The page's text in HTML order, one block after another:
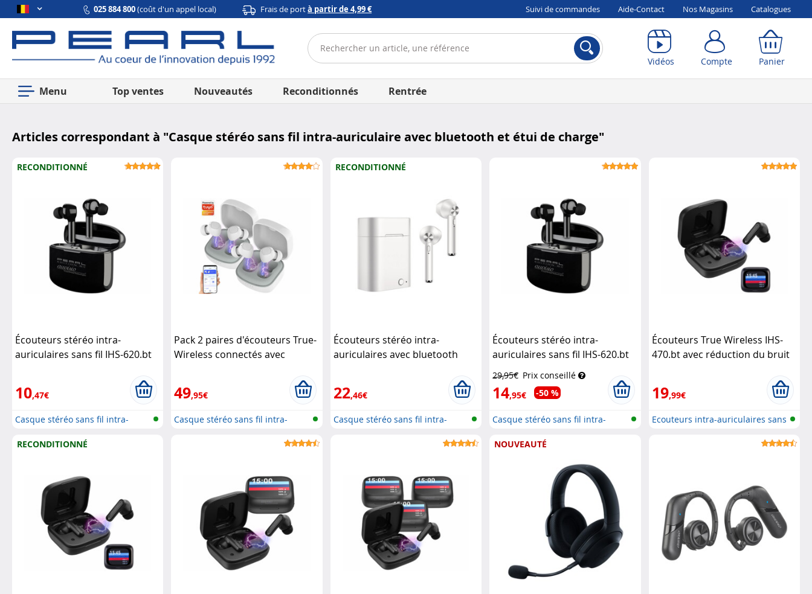
025 884 800(coût d'un appel local) Frais de portà partir de 4,99 € Suivi de commandes Aide-Contact Nos Magasins Catalogues
Vidéos Compte Panier
Menu Top ventes Nouveautés Reconditionnés Rentrée
Articles correspondant à "Casque stéréo sans fil intra-auriculaire avec bluetooth et étui de charge"
RECONDITIONNÉ
Écouteurs stéréo intra-
auriculaires sans fil IHS-620.bt
10,47€
Casque stéréo sans fil intra-
Pack 2 paires d'écouteurs True-
Wireless connectés avec
49,95€
Casque stéréo sans fil intra-
RECONDITIONNÉ
Écouteurs stéréo intra-
auriculaires avec bluetooth
22,46€
Casque stéréo sans fil intra-
Écouteurs stéréo intra-
auriculaires sans fil IHS-620.bt
29,95€ Prix conseillé
14,95€ -50 %
Casque stéréo sans fil intra-
Écouteurs True Wireless IHS-
470.bt avec réduction du bruit
19,99€
Ecouteurs intra-auriculaires sans
RECONDITIONNÉ NOUVEAUTÉ
Compte Panier